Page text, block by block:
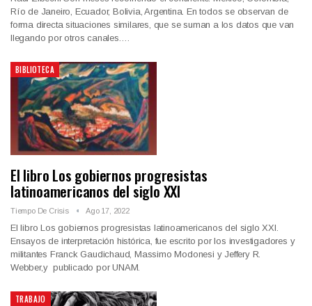
Río de Janeiro, Ecuador, Bolivia, Argentina. En todos se observan de
forma directa situaciones similares, que se suman a los datos que van
llegando por otros canales.…
BIBLIOTECA
El libro Los gobiernos progresistas
latinoamericanos del siglo XXI
Tiempo De Crisis Ago 17, 2022
El libro Los gobiernos progresistas latinoamericanos del siglo XXI.
Ensayos de interpretación histórica, fue escrito por los investigadores y
militantes Franck Gaudichaud, Massimo Modonesi y Jeffery R.
Webber,y publicado por UNAM.
TRABAJO